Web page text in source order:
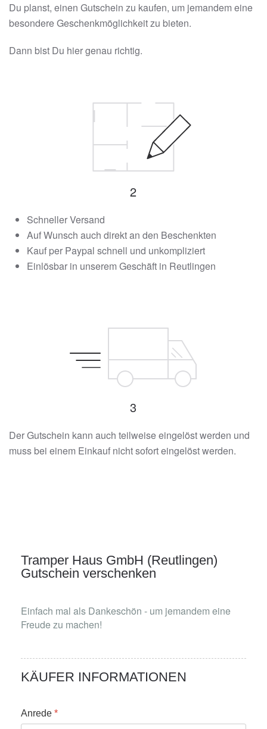
Du planst, einen Gutschein zu kaufen, um jemandem eine
besondere Geschenkmöglichkeit zu bieten.
Dann bist Du hier genau richtig.
2
Schneller Versand
Auf Wunsch auch direkt an den Beschenkten
Kauf per Paypal schnell und unkompliziert
Einlösbar in unserem Geschäft in Reutlingen
3
Der Gutschein kann auch teilweise eingelöst werden und
muss bei einem Einkauf nicht sofort eingelöst werden.
Tramper Haus GmbH (Reutlingen)
Gutschein verschenken
Einfach mal als Dankeschön - um jemandem eine
Freude zu machen!
KÄUFER INFORMATIONEN
Anrede *